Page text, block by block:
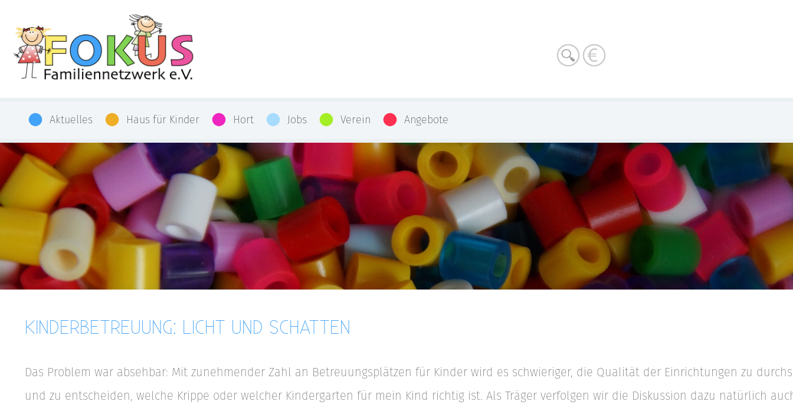
Aktuelles Haus für Kinder Hort Jobs Verein Angebote
KINDERBETREUUNG: LICHT UND SCHATTEN
Das Problem war absehbar: Mit zunehmender Zahl an Betreuungsplätzen für Kinder wird es schwieriger, die Qualität der Einrichtungen zu
und zu entscheiden, welche Krippe oder welcher Kindergarten für mein Kind richtig ist. Als Träger verfolgen wir die Diskussion dazu natürlich